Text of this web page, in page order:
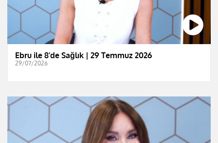
Ebru ile 8'de Sağlık | 29 Temmuz 2026
29/07/2026